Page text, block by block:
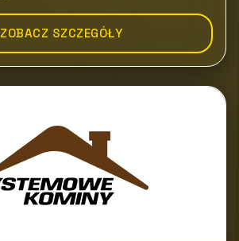
ZOBACZ SZCZEGÓŁY